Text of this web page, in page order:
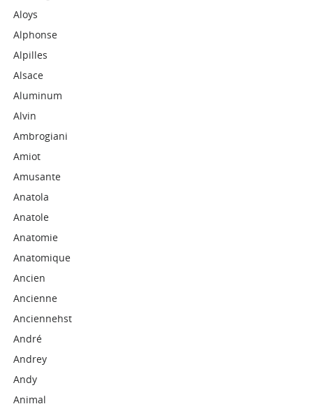
Aloys
Alphonse
Alpilles
Alsace
Aluminum
Alvin
Ambrogiani
Amiot
Amusante
Anatola
Anatole
Anatomie
Anatomique
Ancien
Ancienne
Anciennehst
André
Andrey
Andy
Animal